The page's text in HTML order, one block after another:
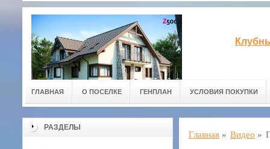
ГЛАВНАЯ О ПОСЕЛКЕ ГЕНПЛАН УСЛОВИЯ ПОКУПКИ
РАЗДЕЛЫ
Главная » Видео »